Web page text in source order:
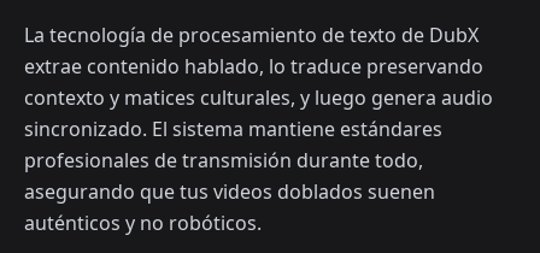
La tecnología de procesamiento de texto de DubX
extrae contenido hablado, lo traduce preservando
contexto y matices culturales, y luego genera audio
sincronizado. El sistema mantiene estándares
profesionales de transmisión durante todo,
asegurando que tus videos doblados suenen
auténticos y no robóticos.